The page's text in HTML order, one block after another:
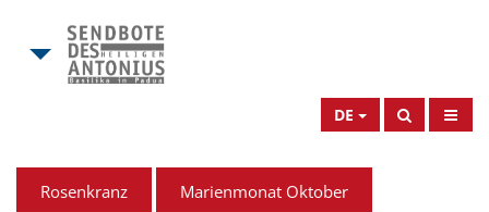
DE
Rosenkranz Marienmonat Oktober